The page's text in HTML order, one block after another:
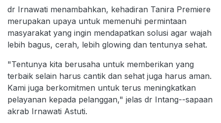
dr Irnawati menambahkan, kehadiran Tanira Premiere
merupakan upaya untuk memenuhi permintaan
masyarakat yang ingin mendapatkan solusi agar wajah
lebih bagus, cerah, lebih glowing dan tentunya sehat.
"Tentunya kita berusaha untuk memberikan yang
terbaik selain harus cantik dan sehat juga harus aman.
Kami juga berkomitmen untuk terus meningkatkan
pelayanan kepada pelanggan," jelas dr Intang--sapaan
akrab Irnawati Astuti.